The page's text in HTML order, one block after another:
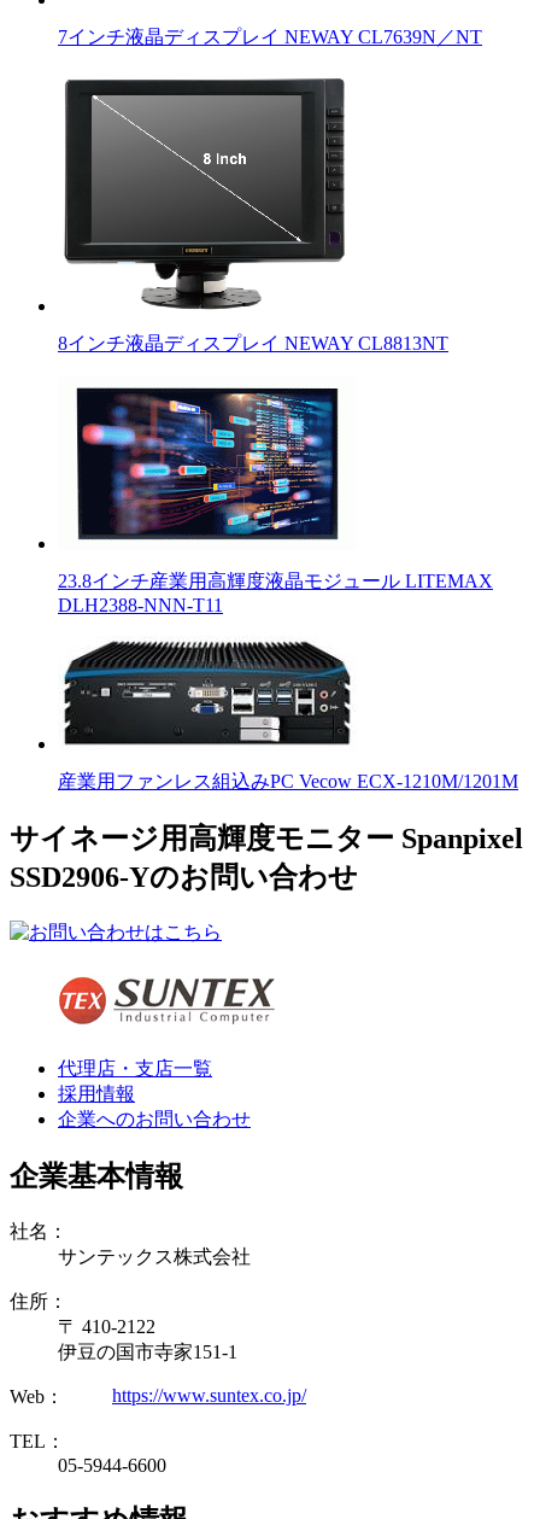
7インチ液晶ディスプレイ NEWAY CL7639N／NT
8インチ液晶ディスプレイ NEWAY CL8813NT
23.8インチ産業用高輝度液晶モジュール LITEMAX
DLH2388-NNN-T11
産業用ファンレス組込みPC Vecow ECX-1210M/1201M
サイネージ用高輝度モニター Spanpixel
SSD2906-Yのお問い合わせ
代理店・支店一覧
採用情報
企業へのお問い合わせ
企業基本情報
社名：
サンテックス株式会社
住所：
〒 410-2122
伊豆の国市寺家151-1
Web： https://www.suntex.co.jp/
TEL：
05-5944-6600